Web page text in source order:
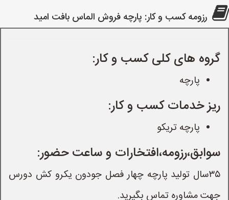
رزومه کسب و کار: پارچه فروش الماس بافت امید
گروه های کلی کسب و کار:
پارچه
ریز خدمات کسب و کار:
پارچه تریکو
سوابق،رزومه،افتخارات و ساعت حضور:
۳۵سال تولید پارچه چهار فصل جودون یکرو کش دورس
جهت مشاوره تماس بگیرید.